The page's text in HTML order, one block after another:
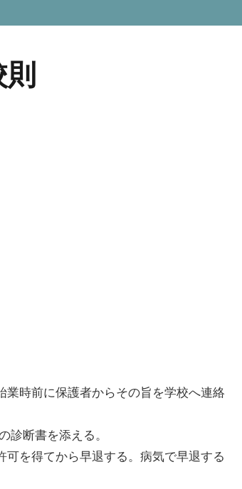
時前に保護者からその旨を学校へ連絡
診断書を添える。
を得てから早退する。病気で早退する